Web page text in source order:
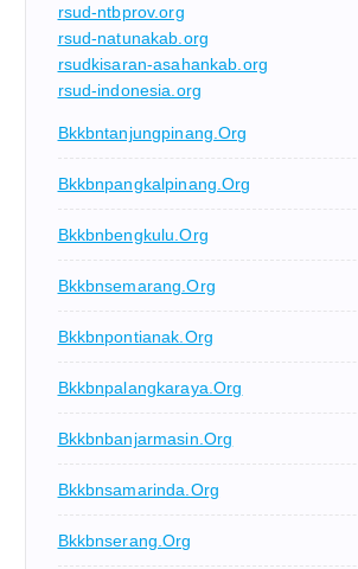
rsud-ntbprov.org
rsud-natunakab.org
rsudkisaran-asahankab.org
rsud-indonesia.org
Bkkbntanjungpinang.org
Bkkbnpangkalpinang.org
Bkkbnbengkulu.org
Bkkbnsemarang.org
Bkkbnpontianak.org
Bkkbnpalangkaraya.org
Bkkbnbanjarmasin.org
Bkkbnsamarinda.org
Bkkbnserang.org